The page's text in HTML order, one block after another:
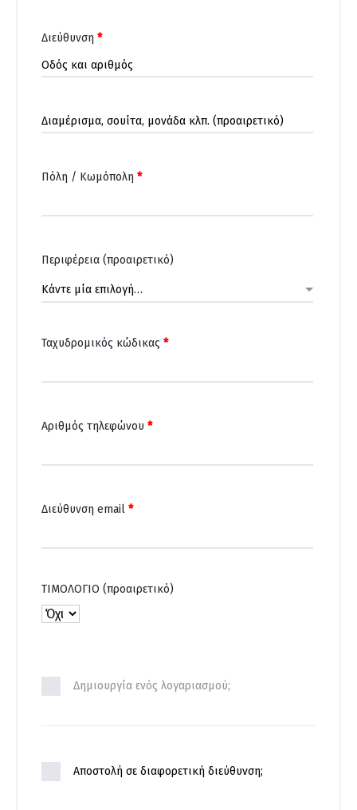
Διεύθυνση *
Διαμέρισμα,
κλπ. (προαιρετικό)
Πόλη / Κωμόπολη *
Περιφέρεια (προαιρετικό)
Κάντε μία επιλογή…
Ταχυδρομικός κώδικας *
Αριθμός τηλεφώνου *
Διεύθυνση email *
ΤΙΜΟΛΟΓΙΟ (προαιρετικό)
Δημιουργία ενός λογαριασμού;
Αποστολή σε διαφορετική διεύθυνση;